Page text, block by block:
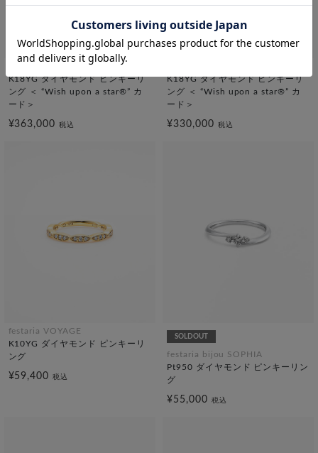
festaria bijou SOPHIA
K18YG ダイヤモンド ピンキーリ
ング ＜ “Wish upon a star®” カ
ード＞
¥363,000税込
K18YG ダイヤモンド ピンキーリ
ング ＜ “Wish upon a star®” カ
ード＞
¥330,000 税込
festaria VOYAGE
K10YG ダイヤモンド ピンキーリ
ング
¥59,400税込
SOLDOUT
festaria bijou SOPHIA
Pt950 ダイヤモンド ピンキーリン
グ
¥55,000 税込